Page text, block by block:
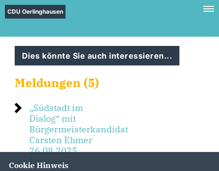
CDU Oerlinghausen
Dies könnte Sie auch interessieren...
Meldungen (5)
Südstadt im
Dialog“ mit
Bürgermeisterkandidat
Carsten Ehmer
26.08.2025
15:30 Uhr
Cookie Hinweis